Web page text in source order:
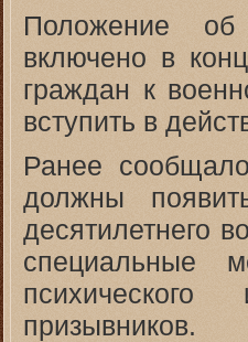
Положение об
включено в
граждан к
вступить в
Ранее
должны
десятилетнего
специальные
призывников.